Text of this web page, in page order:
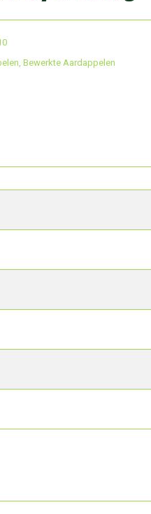
Bewerkte Aardappelen